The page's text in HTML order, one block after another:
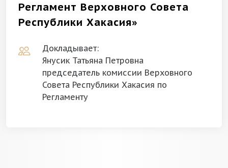
Регламент Верховного Совета
Республики Хакасия»
Докладывает:
Янусик Татьяна Петровна
председатель комиссии Верховного
Совета Республики Хакасия по
Регламенту